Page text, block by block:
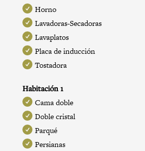
Horno
Lavadoras-Secadoras
Lavaplatos
Placa de inducción
Tostadora
Habitación 1
Cama doble
Doble cristal
Parqué
Persianas